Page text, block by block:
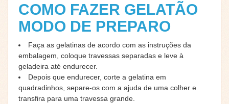
COMO FAZER GELATÃO
MODO DE PREPARO
Faça as gelatinas de acordo com as instruções da
embalagem, coloque travessas separadas e leve à
geladeira até endurecer.
Depois que endurecer, corte a gelatina em
quadradinhos, separe-os com a ajuda de uma colher e
transfira para uma travessa grande.